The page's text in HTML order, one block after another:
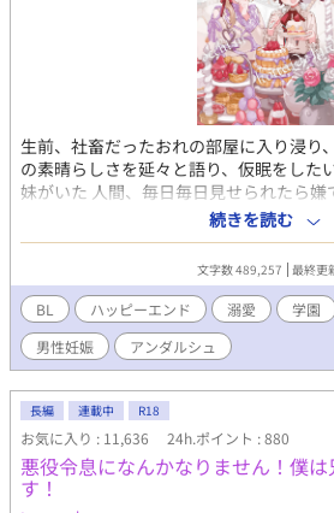
生前、社畜だったおれの部屋に入り浸り
の素晴らしさを延々と語り、仮眠をした
妹がいた 人間、毎日毎日見せられたら嫌
も覚えるんだよ そう、例えば…今、おれ
美少女…この子がこのゲームの悪役令嬢
の姿だ そしておれは…文字としてチラ
果に一家諸共断罪された兄 ナレーショ
死に絶えました』 その一言で説明を片付
ない存在…そんな悪役令嬢の兄に転生し
しくない転生先でおれはどう生きていく
×悪役令嬢の兄 本編完結済み、番外編時
き、書籍化して頂きました✨️かなり加筆
んで頂けると嬉しいです💪☺ ※愛称等が
ています！違和感あるかもしれませんが
定です！ あと、変わらずこそこそ第二部
続きを読む
文字数 489,257 最終更
BL ハッピーエンド 溺愛 学園
男性妊娠
アンダルシュ
長編 連載中 R18
お気に入り : 11,636 24h.ポイント : 880
悪役令息になんかなりません！僕
す！